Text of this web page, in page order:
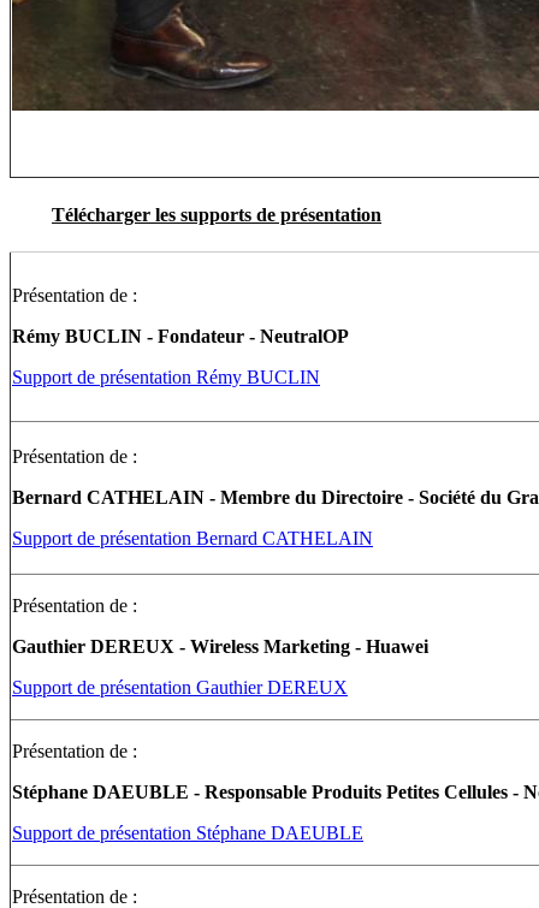
Télécharger les supports de présentation
Présentation de :
Rémy BUCLIN - Fondateur - NeutralOP
Support de présentation Rémy BUCLIN
Présentation de :
Bernard CATHELAIN - Membre du Directoire - Société du
Support de présentation Bernard CATHELAIN
Présentation de :
Gauthier DEREUX - Wireless Marketing - Huawei
Support de présentation Gauthier DEREUX
Présentation de :
Stéphane DAEUBLE - Responsable Produits Petites Cellules -
Support de présentation Stéphane DAEUBLE
Présentation de :